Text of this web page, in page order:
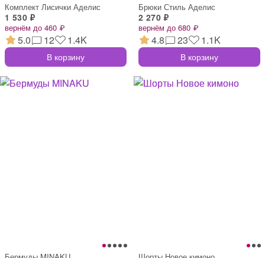
Комплект Лисички Аделис
1 530 ₽
вернём до 460 ₽
5.0 12 1.4K
В корзину
Брюки Стиль Аделис
2 270 ₽
вернём до 680 ₽
4.8 23 1.1K
В корзину